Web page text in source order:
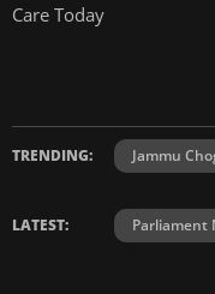
Care Today
TRENDING: Jammu
LATEST: Parliament